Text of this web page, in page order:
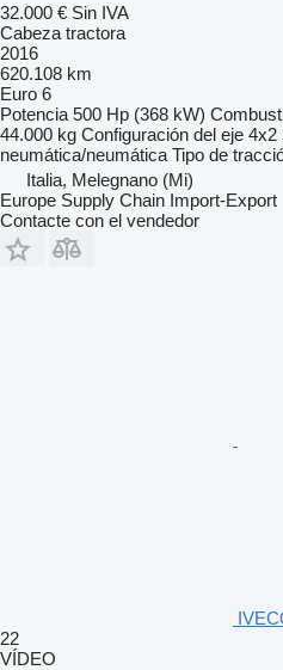
32.000 € Sin IVA
Cabeza tractora
2016
620.108 km
Euro 6
Potencia 500 Hp (368 kW)
44.000 kg Configuración del eje 4x2
neumática/neumática Tipo de
Italia, Melegnano (Mi)
Europe Supply Chain Import-Export
Contacte con el vendedor
22
VÍDEO